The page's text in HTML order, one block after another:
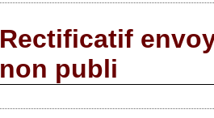
Rectificatif
non publi